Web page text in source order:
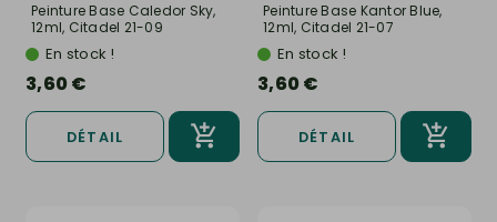
Peinture Base Caledor Sky,
12ml, Citadel 21-09
En stock !
3,60 €
DÉTAIL
Peinture Base Kantor Blue,
12ml, Citadel 21-07
En stock !
3,60 €
DÉTAIL